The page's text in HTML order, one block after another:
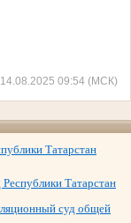
09:54 (МСК)
Татарстан
Татарстан
суд общей